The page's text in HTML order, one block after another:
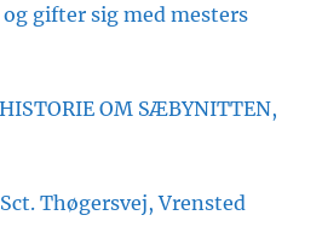
gifter sig med mesters
OM SÆBYNITTEN,
Thøgersvej, Vrensted